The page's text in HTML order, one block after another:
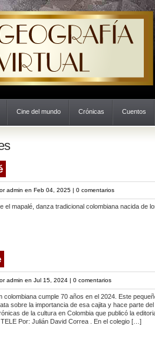
Cine del mundo Crónicas Cuentos
admin en Feb 04, 2025 | 0 comentarios
el mapalé, danza tradicional colombiana nacida de
admin en Jul 15, 2024 | 0 comentarios
colombiana cumple 70 años en el 2024. Este
sobre la importancia de esa cajita y hace parte
de la cultura en Colombia que publicó la
TELE Por: Julián David Correa . En el colegio […]